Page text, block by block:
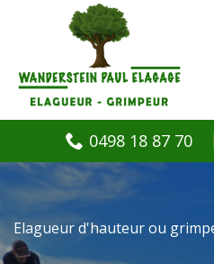
0498 18 87 70
Elagueur d'hauteur ou